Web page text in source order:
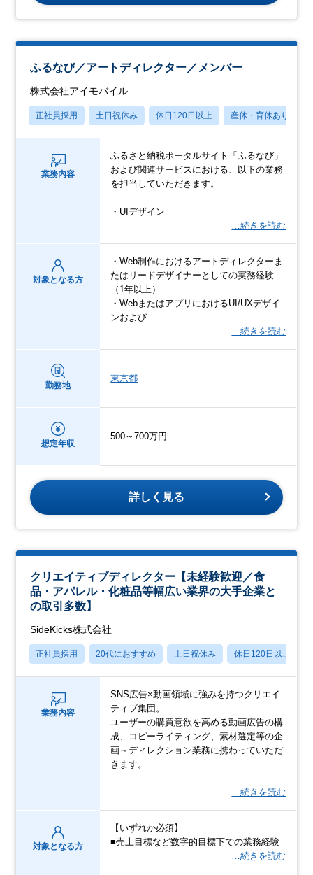
ふるなび／アートディレクター／メンバー
株式会社アイモバイル
正社員採用 土日祝休み 休日120日以上 産休・育休あり
業務内容
ふるさと納税ポータルサイト「ふるなび」
および関連サービスにおける、以下の業務
を担当していただきます。
・UIデザイン
…続きを読む
対象となる方
・Web制作におけるアートディレクターま
たはリードデザイナーとしての実務経験
（1年以上）
・WebまたはアプリにおけるUI/UXデザイ
ンおよび
…続きを読む
勤務地
東京都
想定年収
500～700万円
詳しく見る
クリエイティブディレクター【未経験歓迎／食
品・アパレル・化粧品等幅広い業界の大手企業と
の取引多数】
SideKicks株式会社
正社員採用 20代におすすめ 土日祝休み 休日120日以上
業務内容
SNS広告×動画領域に強みを持つクリエイ
ティブ集団。
ユーザーの購買意欲を高める動画広告の構
成、コピーライティング、素材選定等の企
画～ディレクション業務に携わっていただ
きます。
…続きを読む
対象となる方
【いずれか必須】
■売上目標など数字的目標下での業務経験
…続きを読む